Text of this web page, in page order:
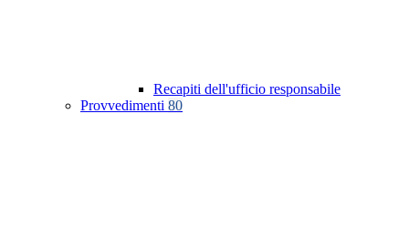
Recapiti dell'ufficio responsabile
Provvedimenti 80